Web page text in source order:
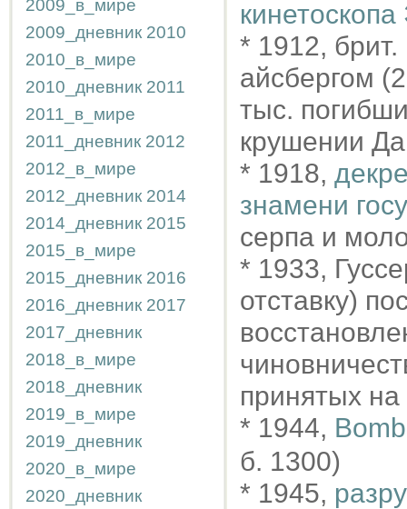
2009_в_мире
2009_дневник 2010
2010_в_мире
2010_дневник 2011
2011_в_мире
2011_дневник 2012
2012_в_мире
2012_дневник 2014
2014_дневник 2015
2015_в_мире
2015_дневник 2016
2016_дневник 2017
2017_дневник
2018_в_мире
2018_дневник
2019_в_мире
2019_дневник
2020_в_мире
2020_дневник
* 1912, брит.
айсбергом
тыс.
крушении
* 1918,
знамени
серпа и
* 1933,
отставку)
принятых на
* 1944,
б. 1300)
* 1945,